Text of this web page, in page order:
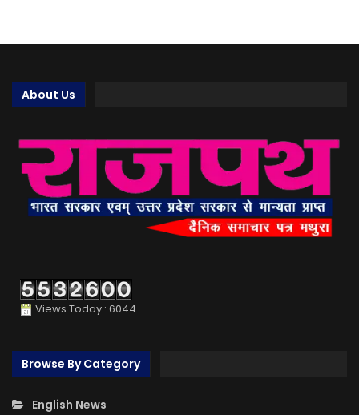
About Us
Views Today : 6044
Browse By Category
English News